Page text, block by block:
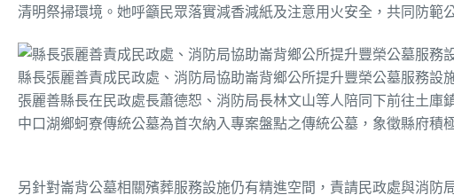
清明祭掃環境。她呼籲民眾落實減香減紙及注意用火安全，共同防範
縣長張麗善責成民政處、消防局協助崙背鄉公所提升豐榮公墓服務設
張麗善縣長在民政處長蕭德恕、消防局長林文山等人陪同下前往土
中口湖鄉蚵寮傳統公墓為首次納入專案盤點之傳統公墓，象徵縣府積
另針對崙背公墓相關殯葬服務設施仍有精進空間，責請民政處與消防